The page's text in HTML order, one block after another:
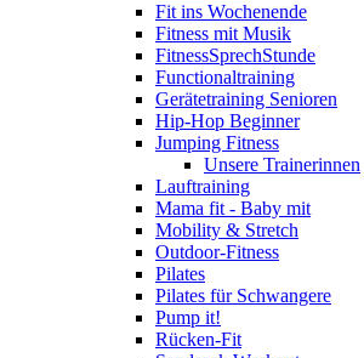
Fit ins Wochenende
Fitness mit Musik
FitnessSprechStunde
Functionaltraining
Gerätetraining Senioren
Hip-Hop Beginner
Jumping Fitness
Unsere Trainerinnen
Lauftraining
Mama fit - Baby mit
Mobility & Stretch
Outdoor-Fitness
Pilates
Pilates für Schwangere
Pump it!
Rücken-Fit